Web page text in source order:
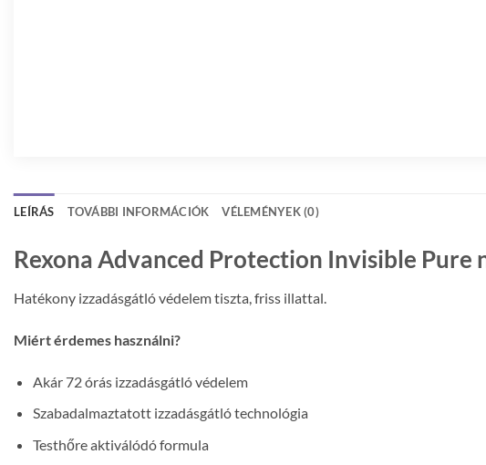
LEÍRÁS TOVÁBBI INFORMÁCIÓK VÉLEMÉNYEK (0)
Rexona Advanced Protection Invisible Pure
Hatékony izzadásgátló védelem tiszta, friss illattal.
Miért érdemes használni?
Akár 72 órás izzadásgátló védelem
Szabadalmaztatott izzadásgátló technológia
Testhőre aktiválódó formula